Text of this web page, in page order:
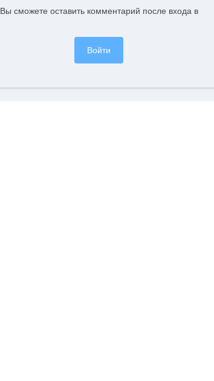
Вы сможете оставить комментарий после входа в
Войти